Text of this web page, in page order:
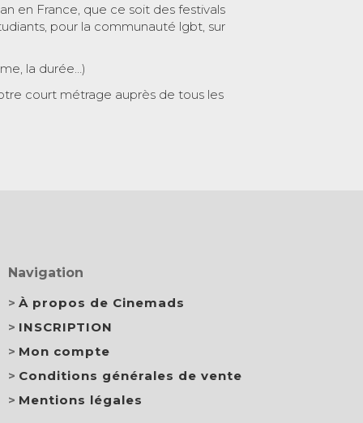
en France, que ce soit des festivals
pour la communauté lgbt, sur
la durée…)
court métrage auprès de tous les
Navigation
À propos de Cinemads
INSCRIPTION
Mon compte
Conditions générales de vente
Mentions légales